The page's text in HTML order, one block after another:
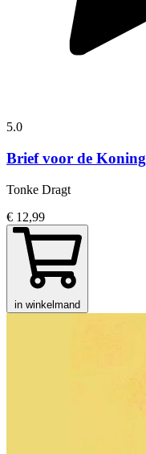
5.0
Brief voor de Koning
Tonke Dragt
€ 12,99
in winkelmand